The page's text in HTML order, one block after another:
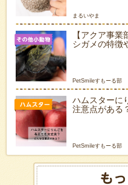
まるいやま
【アクア事
シガメの特徴
PetSmileすもーる部
ハムスターに
注意点がある
PetSmileすもーる部